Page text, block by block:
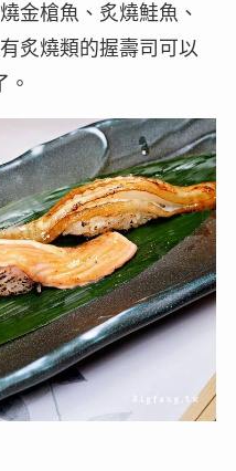
金槍魚、炙燒鮭魚、
炙燒類的握壽司可以
。